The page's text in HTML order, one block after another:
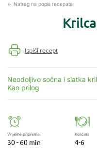
← Natrag na popis recepata
Ispiši recept
Neodoljivo sočna i slatka
Kao prilog
Vrijeme pripreme
30 - 60 min
Količina
4-6